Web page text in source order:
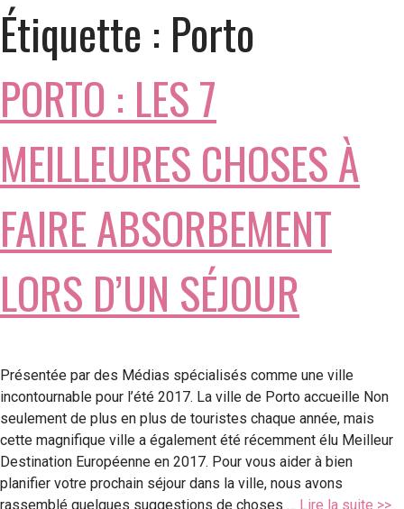
Étiquette : Porto
PORTO : LES 7
MEILLEURES CHOSES À
FAIRE ABSORBEMENT
LORS D’UN SÉJOUR
Présentée par des Médias spécialisés comme une ville
incontournable pour l’été 2017. La ville de Porto accueille Non
seulement de plus en plus de touristes chaque année, mais
cette magnifique ville a également été récemment élu Meilleur
Destination Européenne en 2017. Pour vous aider à bien
planifier votre prochain séjour dans la ville, nous avons
rassemblé quelques suggestions de choses … Lire la suite >>